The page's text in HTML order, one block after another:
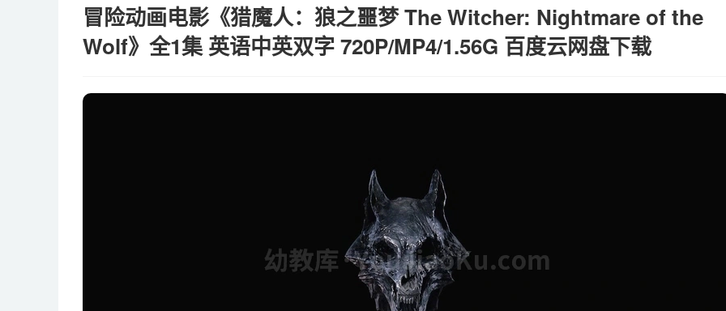
冒险动画电影《猎魔人：狼之噩梦 The Witcher: Nightmare of the
Wolf》全1集 英语中英双字 720P/MP4/1.56G 百度云网盘下载